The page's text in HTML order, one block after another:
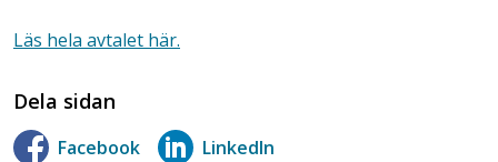
Läs hela avtalet här.
Dela sidan
Facebook LinkedIn